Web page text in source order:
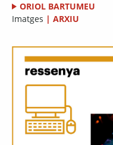
ORIOL BARTUMEU
Imatges | ARXIU